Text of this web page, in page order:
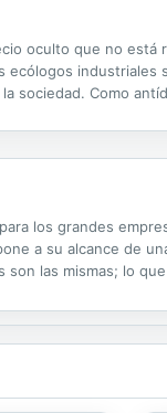
oculto que no
sociedad. Como
los grandes
a su alcance de
las mismas; lo